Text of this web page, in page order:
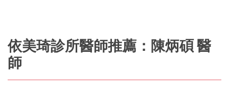
依美琦診所醫師推薦：陳炳碩 醫
師